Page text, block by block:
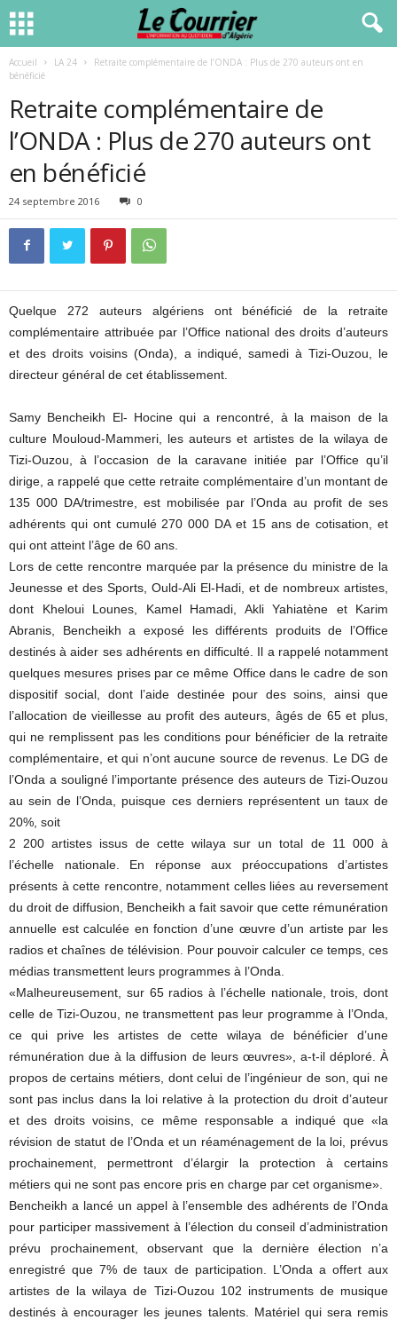
Accueil LA 24
Retraite complémentaire de l’ONDA : Plus de 270 auteurs ont en
bénéficié
Retraite complémentaire de
l’ONDA : Plus de 270 auteurs ont
en bénéficié
24 septembre 2016 0
Quelque 272 auteurs algériens ont bénéficié de la retraite
complémentaire attribuée par l’Office national des droits d’auteurs
et des droits voisins (Onda), a indiqué, samedi à Tizi-Ouzou, le
directeur général de cet établissement.
Samy Bencheikh El- Hocine qui a rencontré, à la maison de la
culture Mouloud-Mammeri, les auteurs et artistes de la wilaya de
Tizi-Ouzou, à l’occasion de la caravane initiée par l’Office qu’il
dirige, a rappelé que cette retraite complémentaire d’un montant de
135 000 DA/trimestre, est mobilisée par l’Onda au profit de ses
adhérents qui ont cumulé 270 000 DA et 15 ans de cotisation, et
qui ont atteint l’âge de 60 ans.
Lors de cette rencontre marquée par la présence du ministre de la
Jeunesse et des Sports, Ould-Ali El-Hadi, et de nombreux artistes,
dont Kheloui Lounes, Kamel Hamadi, Akli Yahiatène et Karim
Abranis, Bencheikh a exposé les différents produits de l’Office
destinés à aider ses adhérents en difficulté. Il a rappelé notamment
quelques mesures prises par ce même Office dans le cadre de son
dispositif social, dont l’aide destinée pour des soins, ainsi que
l’allocation de vieillesse au profit des auteurs, âgés de 65 et plus,
qui ne remplissent pas les conditions pour bénéficier de la retraite
complémentaire, et qui n’ont aucune source de revenus. Le DG de
l’Onda a souligné l’importante présence des auteurs de Tizi-Ouzou
au sein de l’Onda, puisque ces derniers représentent un taux de
20%, soit
2 200 artistes issus de cette wilaya sur un total de 11 000 à
l’échelle nationale. En réponse aux préoccupations d’artistes
présents à cette rencontre, notamment celles liées au reversement
du droit de diffusion, Bencheikh a fait savoir que cette rémunération
annuelle est calculée en fonction d’une œuvre d’un artiste par les
radios et chaînes de télévision. Pour pouvoir calculer ce temps, ces
médias transmettent leurs programmes à l’Onda.
«Malheureusement, sur 65 radios à l’échelle nationale, trois, dont
celle de Tizi-Ouzou, ne transmettent pas leur programme à l’Onda,
ce qui prive les artistes de cette wilaya de bénéficier d’une
rémunération due à la diffusion de leurs œuvres», a-t-il déploré. À
propos de certains métiers, dont celui de l’ingénieur de son, qui ne
sont pas inclus dans la loi relative à la protection du droit d’auteur
et des droits voisins, ce même responsable a indiqué que «la
révision de statut de l’Onda et un réaménagement de la loi, prévus
prochainement, permettront d’élargir la protection à certains
métiers qui ne sont pas encore pris en charge par cet organisme».
Bencheikh a lancé un appel à l’ensemble des adhérents de l’Onda
pour participer massivement à l’élection du conseil d’administration
prévu prochainement, observant que la dernière élection n’a
enregistré que 7% de taux de participation. L’Onda a offert aux
artistes de la wilaya de Tizi-Ouzou 102 instruments de musique
destinés à encourager les jeunes talents. Matériel qui sera remis